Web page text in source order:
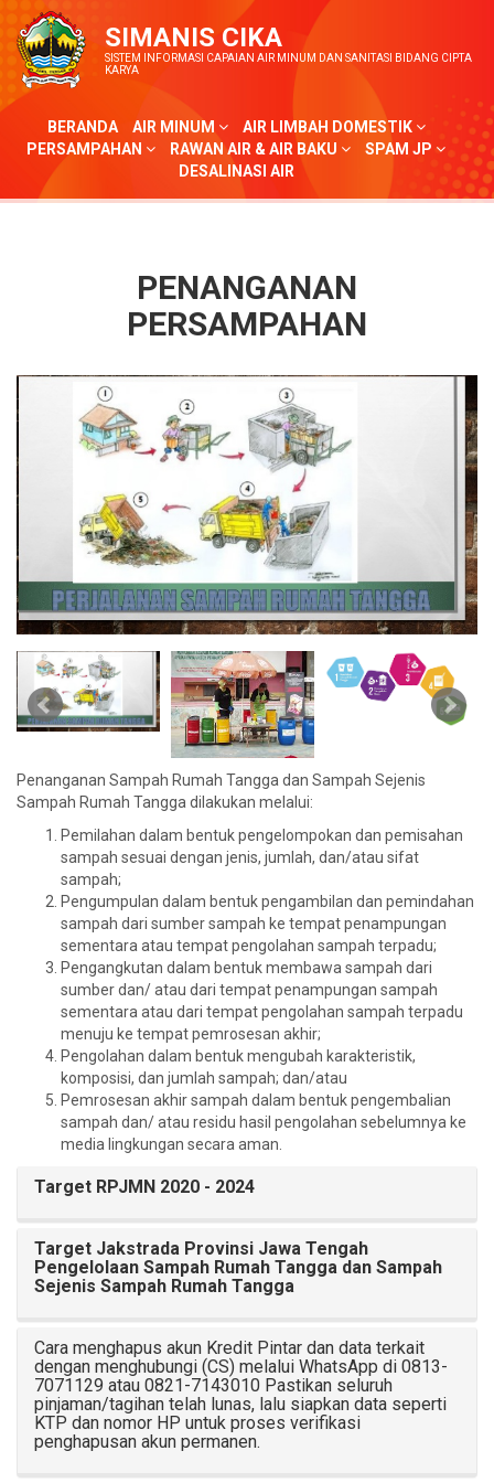
SIMANIS CIKA
SISTEM INFORMASI CAPAIAN AIR MINUM DAN SANITASI BIDANG CIPTA
KARYA
BERANDA AIR MINUM
AIR LIMBAH DOMESTIK
PERSAMPAHAN
RAWAN AIR & AIR BAKU
SPAM JP
DESALINASI AIR
PENANGANAN
PERSAMPAHAN
Penanganan Sampah Rumah Tangga dan Sampah Sejenis
Sampah Rumah Tangga dilakukan melalui:
Pemilahan dalam bentuk pengelompokan dan pemisahan
sampah sesuai dengan jenis, jumlah, dan/atau sifat
sampah;
Pengumpulan dalam bentuk pengambilan dan pemindahan
sampah dari sumber sampah ke tempat penampungan
sementara atau tempat pengolahan sampah terpadu;
Pengangkutan dalam bentuk membawa sampah dari
sumber dan/ atau dari tempat penampungan sampah
sementara atau dari tempat pengolahan sampah terpadu
menuju ke tempat pemrosesan akhir;
Pengolahan dalam bentuk mengubah karakteristik,
komposisi, dan jumlah sampah; dan/atau
Pemrosesan akhir sampah dalam bentuk pengembalian
sampah dan/ atau residu hasil pengolahan sebelumnya ke
media lingkungan secara aman.
Target RPJMN 2020 - 2024
Target Jakstrada Provinsi Jawa Tengah
Pengelolaan Sampah Rumah Tangga dan Sampah
Sejenis Sampah Rumah Tangga
Cara menghapus akun Kredit Pintar dan data terkait
dengan menghubungi (CS) melalui WhatsApp di 0813-
7071129 atau 0821-7143010 Pastikan seluruh
pinjaman/tagihan telah lunas, lalu siapkan data seperti
KTP dan nomor HP untuk proses verifikasi
penghapusan akun permanen.